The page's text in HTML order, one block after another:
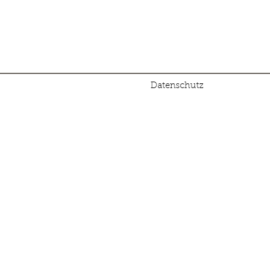
Datenschutz